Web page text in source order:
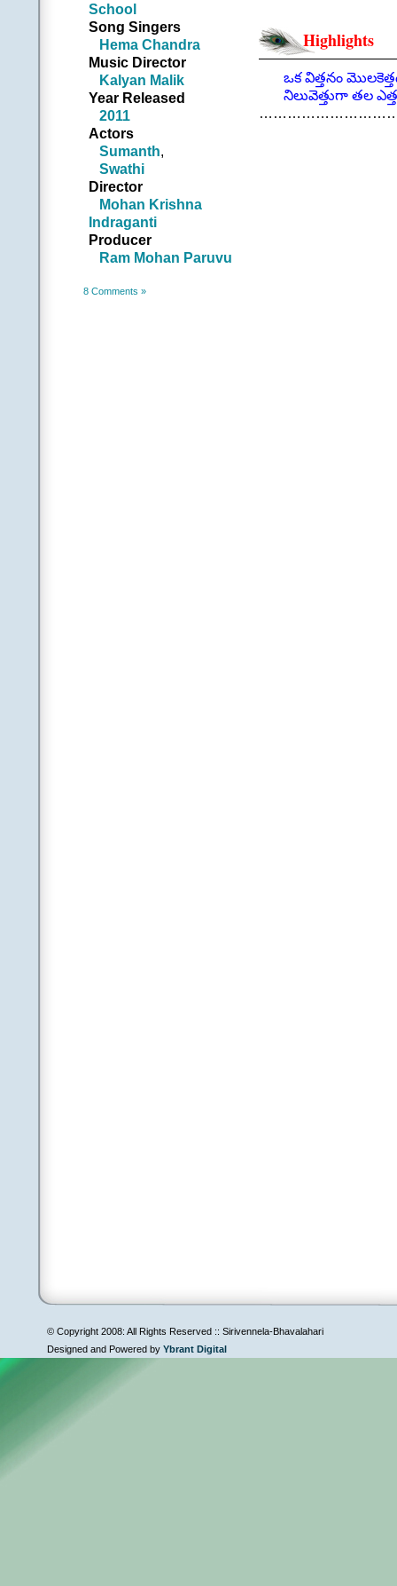
School
Song Singers
Hema Chandra
Music Director
Kalyan Malik
Year Released
2011
Actors
Sumanth,
Swathi
Director
Mohan Krishna
Indraganti
Producer
Ram Mohan Paruvu
కనుకే ఆ చినుకు
ఇంతింతై ఎదిగి అంతగా
సందేహిస్తుంటే
ఆలోచన కన్నా
జాగో జాగొరే జాగొ
Highlights
ఒక విత్తనం
నిలువెత్తుగా తల
8 Comments »
© Copyright 2008: All Rights Reserved :: Sirivennela-Bhavalahari
Designed and Powered by Ybrant Digital